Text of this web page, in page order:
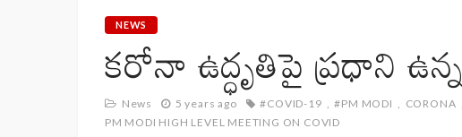
NEWS
కరోనా ఉద్ధృతిపై ప్రధాని
News 5 years ago #COVID-19 #PM MODI CORONA
PM MODI HIGH LEVEL MEETING ON COVID